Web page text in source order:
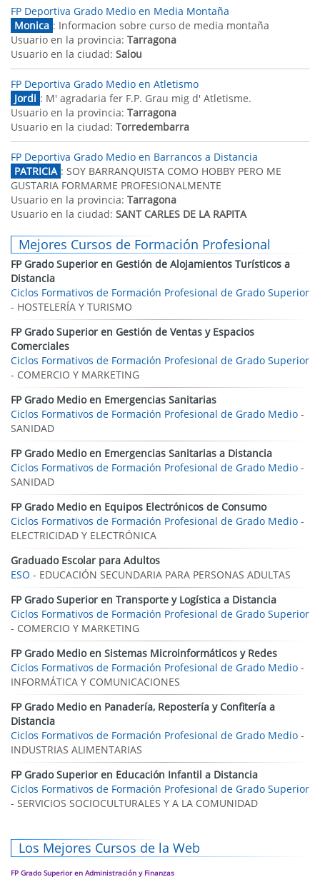
FP Deportiva Grado Medio en Media Montaña
Monica : Informacion sobre curso de media montaña
Usuario en la provincia: Tarragona
Usuario en la ciudad: Salou
FP Deportiva Grado Medio en Atletismo
Jordi : M' agradaria fer F.P. Grau mig d' Atletisme.
Usuario en la provincia: Tarragona
Usuario en la ciudad: Torredembarra
FP Deportiva Grado Medio en Barrancos a Distancia
PATRICIA : SOY BARRANQUISTA COMO HOBBY PERO ME
GUSTARIA FORMARME PROFESIONALMENTE
Usuario en la provincia: Tarragona
Usuario en la ciudad: SANT CARLES DE LA RAPITA
Mejores Cursos de Formación Profesional
FP Grado Superior en Gestión de Alojamientos Turísticos a
Distancia
Ciclos Formativos de Formación Profesional de Grado Superior
- HOSTELERÍA Y TURISMO
FP Grado Superior en Gestión de Ventas y Espacios
Comerciales
Ciclos Formativos de Formación Profesional de Grado Superior
- COMERCIO Y MARKETING
FP Grado Medio en Emergencias Sanitarias
Ciclos Formativos de Formación Profesional de Grado Medio -
SANIDAD
FP Grado Medio en Emergencias Sanitarias a Distancia
Ciclos Formativos de Formación Profesional de Grado Medio -
SANIDAD
FP Grado Medio en Equipos Electrónicos de Consumo
Ciclos Formativos de Formación Profesional de Grado Medio -
ELECTRICIDAD Y ELECTRÓNICA
Graduado Escolar para Adultos
ESO - EDUCACIÓN SECUNDARIA PARA PERSONAS ADULTAS
FP Grado Superior en Transporte y Logística a Distancia
Ciclos Formativos de Formación Profesional de Grado Superior
- COMERCIO Y MARKETING
FP Grado Medio en Sistemas Microinformáticos y Redes
Ciclos Formativos de Formación Profesional de Grado Medio -
INFORMÁTICA Y COMUNICACIONES
FP Grado Medio en Panadería, Repostería y Confitería a
Distancia
Ciclos Formativos de Formación Profesional de Grado Medio -
INDUSTRIAS ALIMENTARIAS
FP Grado Superior en Educación Infantil a Distancia
Ciclos Formativos de Formación Profesional de Grado Superior
- SERVICIOS SOCIOCULTURALES Y A LA COMUNIDAD
Los Mejores Cursos de la Web
FP Grado Superior en Administración y Finanzas